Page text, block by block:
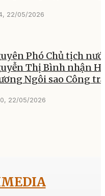
22/05/2026
Phó Chủ tịch
Thị Bình nhận
Ngôi sao Công
22/05/2026